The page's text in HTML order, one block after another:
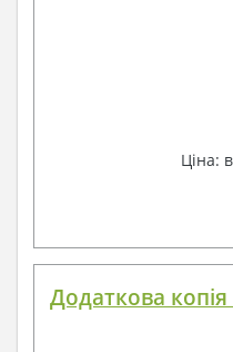
Ціна:
Додаткова